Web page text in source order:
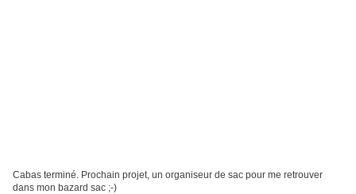
Cabas terminé. Prochain projet, un organiseur de sac pour me retrouver
dans mon bazard sac ;-)